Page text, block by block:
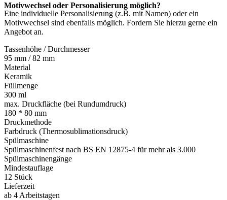
Motivwechsel oder Personalisierung möglich?
Eine individuelle Personalisierung (z.B. mit Namen) oder ein
Motivwechsel sind ebenfalls möglich. Fordern Sie hierzu gerne ein
Angebot an.
Tassenhöhe / Durchmesser
95 mm / 82 mm
Material
Keramik
Füllmenge
300 ml
max. Druckfläche (bei Rundumdruck)
180 * 80 mm
Druckmethode
Farbdruck (Thermosublimationsdruck)
Spülmaschine
Spülmaschinenfest nach BS EN 12875-4 für mehr als 3.000
Spülmaschinengänge
Mindestauflage
12 Stück
Lieferzeit
ab 4 Arbeitstagen